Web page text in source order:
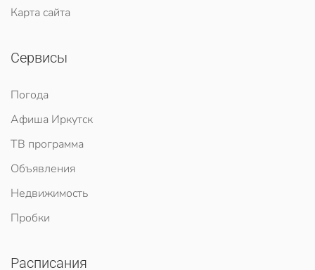
Карта сайта
Сервисы
Погода
Афиша Иркутск
ТВ программа
Объявления
Недвижимость
Пробки
Расписания